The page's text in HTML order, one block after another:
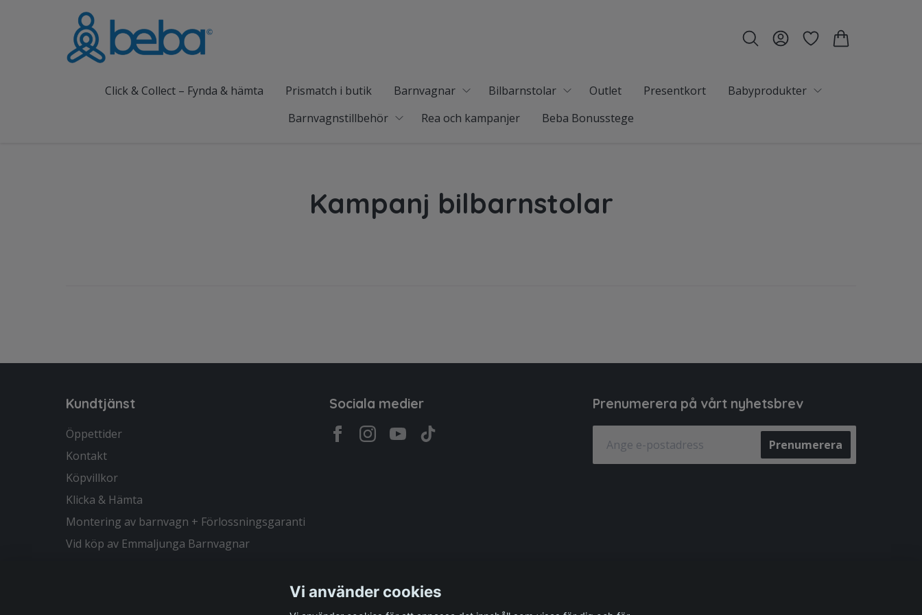
Click & Collect – Fynda & hämta Prismatch i butik Barnvagnar Bilbarnstolar Outlet Presentkort
Babyprodukter
Barnvagnstillbehör
Rea och kampanjer Beba Bonusstege
Kampanj bilbarnstolar
Kundtjänst
Öppettider
Kontakt
Köpvillkor
Klicka & Hämta
Montering av barnvagn + Förlossningsgaranti
Vid köp av Emmaljunga Barnvagnar
Sociala medier Prenumerera på vårt nyhetsbrev
Prenumerera
Vi använder cookies